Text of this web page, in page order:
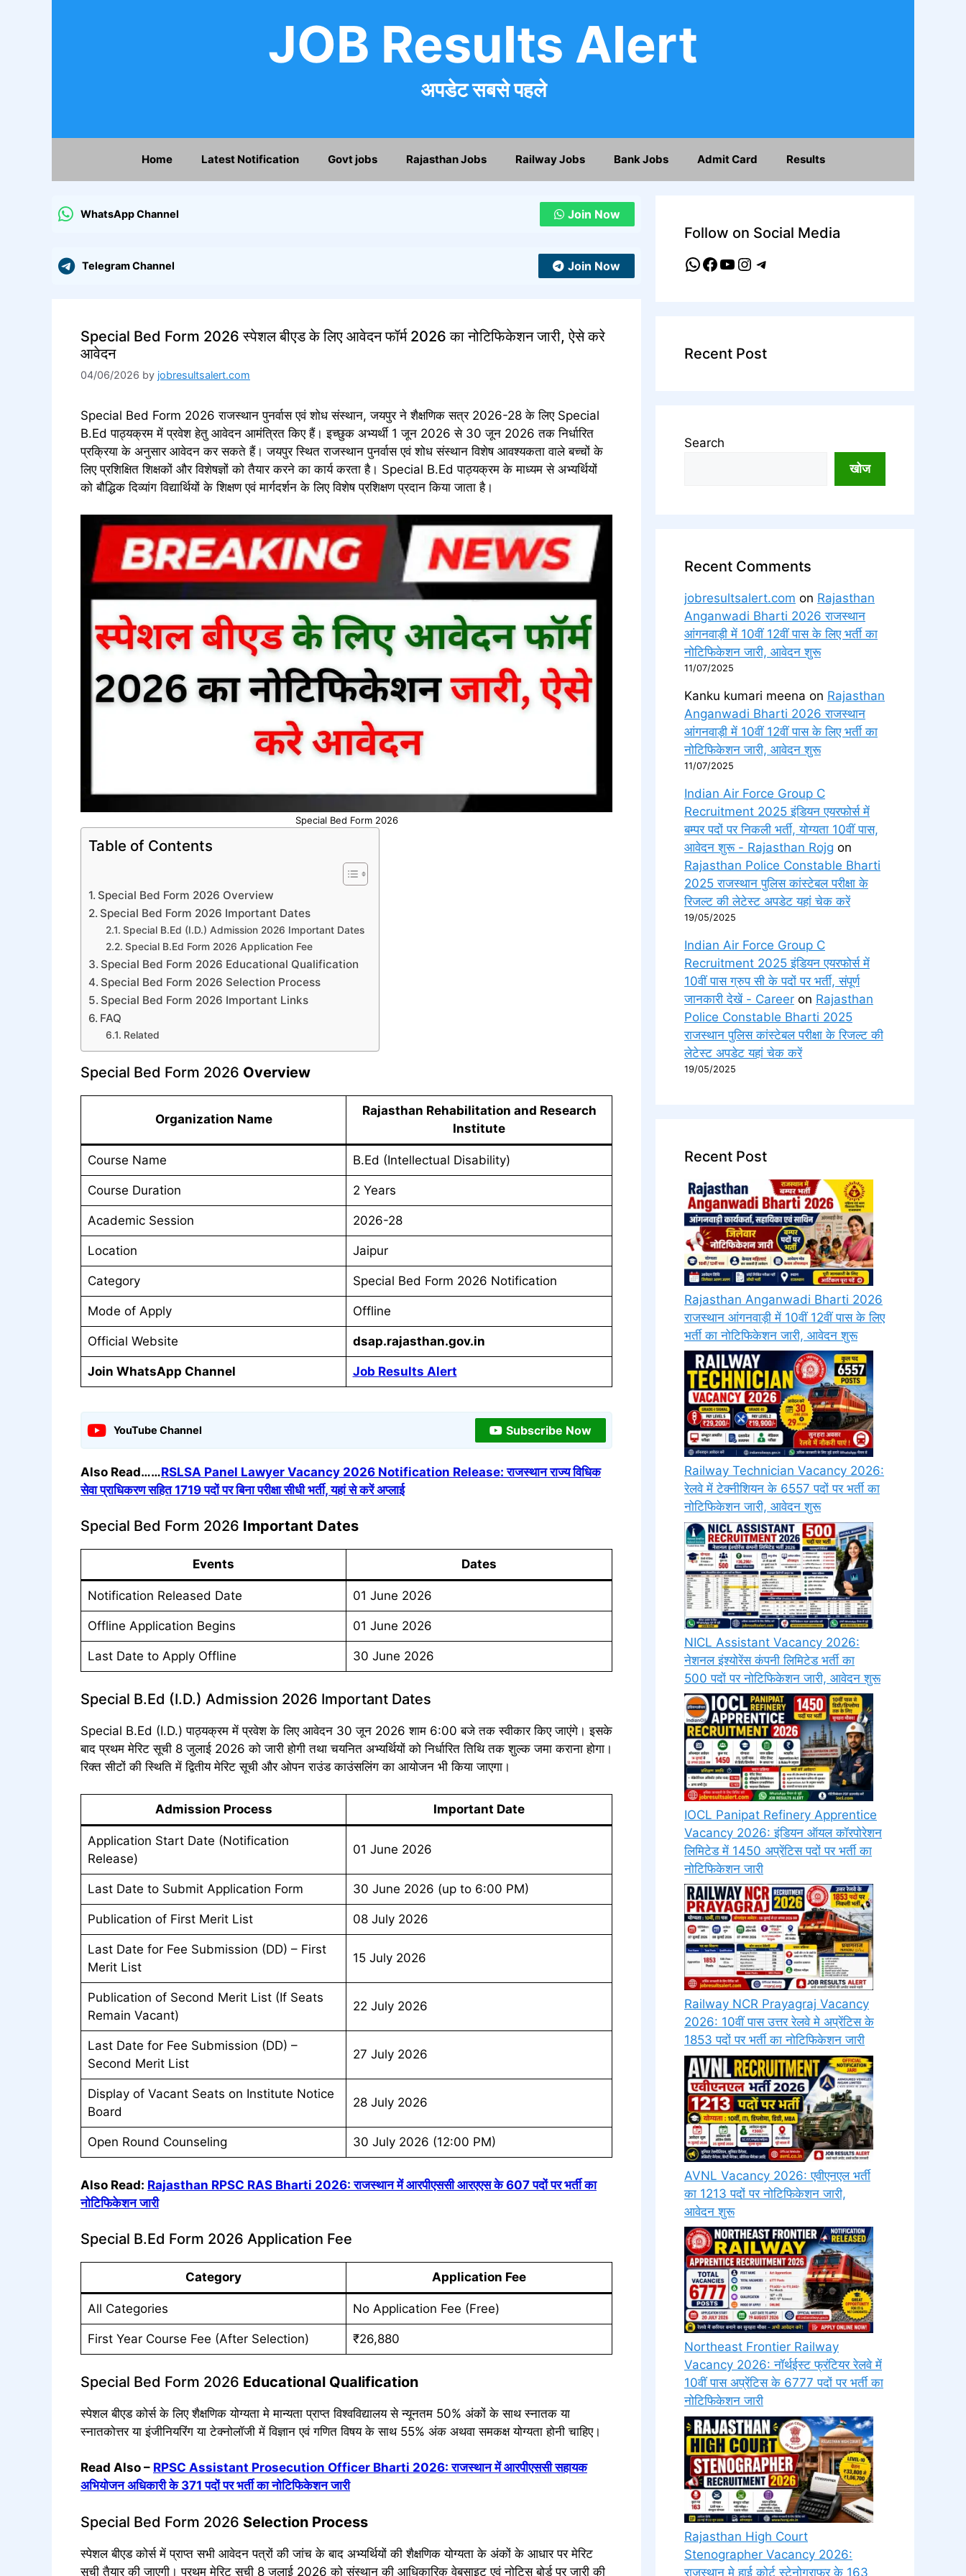
JOB Results Alert
अपडेट सबसे पहले
Home Latest Notification Govt jobs Rajasthan Jobs Railway Jobs Bank Jobs Admit Card Results
WhatsApp Channel Join Now
Telegram Channel Join Now
Special Bed Form 2026 स्पेशल बीएड के लिए आवेदन फॉर्म 2026 का नोटिफिकेशन जारी, ऐसे करे
आवेदन
04/06/2026 by jobresultsalert.com
Special Bed Form 2026 राजस्थान पुनर्वास एवं शोध संस्थान, जयपुर ने शैक्षणिक सत्र 2026-28 के लिए Special
B.Ed पाठ्यक्रम में प्रवेश हेतु आवेदन आमंत्रित किए हैं। इच्छुक अभ्यर्थी 1 जून 2026 से 30 जून 2026 तक निर्धारित
प्रक्रिया के अनुसार आवेदन कर सकते हैं। जयपुर स्थित राजस्थान पुनर्वास एवं शोध संस्थान विशेष आवश्यकता वाले बच्चों के
लिए प्रशिक्षित शिक्षकों और विशेषज्ञों को तैयार करने का कार्य करता है। Special B.Ed पाठ्यक्रम के माध्यम से अभ्यर्थियों
को बौद्धिक दिव्यांग विद्यार्थियों के शिक्षण एवं मार्गदर्शन के लिए विशेष प्रशिक्षण प्रदान किया जाता है।
Special Bed Form 2026
Table of Contents
Special Bed Form 2026 Overview
Special Bed Form 2026 Important Dates
Special B.Ed (I.D.) Admission 2026 Important Dates
Special B.Ed Form 2026 Application Fee
Special Bed Form 2026 Educational Qualification
Special Bed Form 2026 Selection Process
Special Bed Form 2026 Important Links
FAQ
Related
Special Bed Form 2026 Overview
Organization Name
Rajasthan Rehabilitation and Research
Institute
Course Name B.Ed (Intellectual Disability)
Course Duration 2 Years
Academic Session 2026-28
Location Jaipur
Category Special Bed Form 2026 Notification
Mode of Apply Offline
Official Website dsap.rajasthan.gov.in
Join WhatsApp Channel Job Results Alert
YouTube Channel Subscribe Now
Also Read……RSLSA Panel Lawyer Vacancy 2026 Notification Release: राजस्थान राज्य विधिक
सेवा प्राधिकरण सहित 1719 पदों पर बिना परीक्षा सीधी भर्ती, यहां से करें अप्लाई
Special Bed Form 2026 Important Dates
Events Dates
Notification Released Date 01 June 2026
Offline Application Begins 01 June 2026
Last Date to Apply Offline 30 June 2026
Special B.Ed (I.D.) Admission 2026 Important Dates
Special B.Ed (I.D.) पाठ्यक्रम में प्रवेश के लिए आवेदन 30 जून 2026 शाम 6:00 बजे तक स्वीकार किए जाएंगे। इसके
बाद प्रथम मेरिट सूची 8 जुलाई 2026 को जारी होगी तथा चयनित अभ्यर्थियों को निर्धारित तिथि तक शुल्क जमा कराना होगा।
रिक्त सीटों की स्थिति में द्वितीय मेरिट सूची और ओपन राउंड काउंसलिंग का आयोजन भी किया जाएगा।
Admission Process Important Date
Application Start Date (Notification
Release)
01 June 2026
Last Date to Submit Application Form 30 June 2026 (up to 6:00 PM)
Publication of First Merit List 08 July 2026
Last Date for Fee Submission (DD) – First
Merit List
15 July 2026
Publication of Second Merit List (If Seats
Remain Vacant)
22 July 2026
Last Date for Fee Submission (DD) –
Second Merit List
27 July 2026
Display of Vacant Seats on Institute Notice
Board
28 July 2026
Open Round Counseling 30 July 2026 (12:00 PM)
Also Read: Rajasthan RPSC RAS Bharti 2026: राजस्थान में आरपीएससी आरएएस के 607 पदों पर भर्ती का
नोटिफिकेशन जारी
Special B.Ed Form 2026 Application Fee
Category Application Fee
All Categories No Application Fee (Free)
First Year Course Fee (After Selection) ₹26,880
Special Bed Form 2026 Educational Qualification
स्पेशल बीएड कोर्स के लिए शैक्षणिक योग्यता मे मान्यता प्राप्त विश्वविद्यालय से न्यूनतम 50% अंकों के साथ स्नातक या
स्नातकोत्तर या इंजीनियरिंग या टेक्नोलॉजी में विज्ञान एवं गणित विषय के साथ 55% अंक अथवा समकक्ष योग्यता होनी चाहिए।
Read Also – RPSC Assistant Prosecution Officer Bharti 2026: राजस्थान में आरपीएससी सहायक
अभियोजन अधिकारी के 371 पदों पर भर्ती का नोटिफिकेशन जारी
Special Bed Form 2026 Selection Process
स्पेशल बीएड कोर्स में प्राप्त सभी आवेदन पत्रों की जांच के बाद अभ्यर्थियों की शैक्षणिक योग्यता के अंकों के आधार पर मेरिट
सूची तैयार की जाएगी। प्रथम मेरिट सूची 8 जुलाई 2026 को संस्थान की आधिकारिक वेबसाइट एवं नोटिस बोर्ड पर जारी की
Follow on Social Media
WhatsApp
Facebook
YouTube
Instagram
Telegram
Recent Post
Search
खोज
Recent Comments
jobresultsalert.com on Rajasthan
Anganwadi Bharti 2026 राजस्थान
आंगनवाड़ी में 10वीं 12वीं पास के लिए भर्ती का
नोटिफिकेशन जारी, आवेदन शुरू
11/07/2025
Kanku kumari meena on Rajasthan
Anganwadi Bharti 2026 राजस्थान
आंगनवाड़ी में 10वीं 12वीं पास के लिए भर्ती का
नोटिफिकेशन जारी, आवेदन शुरू
11/07/2025
Indian Air Force Group C
Recruitment 2025 इंडियन एयरफोर्स में
बम्पर पदों पर निकली भर्ती, योग्यता 10वीं पास,
आवेदन शुरू - Rajasthan Rojg on
Rajasthan Police Constable Bharti
2025 राजस्थान पुलिस कांस्टेबल परीक्षा के
रिजल्ट की लेटेस्ट अपडेट यहां चेक करें
19/05/2025
Indian Air Force Group C
Recruitment 2025 इंडियन एयरफोर्स में
10वीं पास ग्रुप सी के पदों पर भर्ती, संपूर्ण
जानकारी देखें - Career on Rajasthan
Police Constable Bharti 2025
राजस्थान पुलिस कांस्टेबल परीक्षा के रिजल्ट की
लेटेस्ट अपडेट यहां चेक करें
19/05/2025
Recent Post
Rajasthan Anganwadi Bharti 2026
राजस्थान आंगनवाड़ी में 10वीं 12वीं पास के लिए
भर्ती का नोटिफिकेशन जारी, आवेदन शुरू
Railway Technician Vacancy 2026:
रेलवे में टेक्नीशियन के 6557 पदों पर भर्ती का
नोटिफिकेशन जारी, आवेदन शुरू
NICL Assistant Vacancy 2026:
नेशनल इंश्योरेंस कंपनी लिमिटेड भर्ती का
500 पदों पर नोटिफिकेशन जारी, आवेदन शुरू
IOCL Panipat Refinery Apprentice
Vacancy 2026: इंडियन ऑयल कॉरपोरेशन
लिमिटेड में 1450 अप्रेंटिस पदों पर भर्ती का
नोटिफिकेशन जारी
Railway NCR Prayagraj Vacancy
2026: 10वीं पास उत्तर रेलवे मे अप्रेंटिस के
1853 पदों पर भर्ती का नोटिफिकेशन जारी
AVNL Vacancy 2026: एवीएनएल भर्ती
का 1213 पदों पर नोटिफिकेशन जारी,
आवेदन शुरू
Northeast Frontier Railway
Vacancy 2026: नॉर्थईस्ट फ्रंटियर रेलवे में
10वीं पास अप्रेंटिस के 6777 पदों पर भर्ती का
नोटिफिकेशन जारी
Rajasthan High Court
Stenographer Vacancy 2026:
राजस्थान मे हाई कोर्ट स्टेनोग्राफर के 163